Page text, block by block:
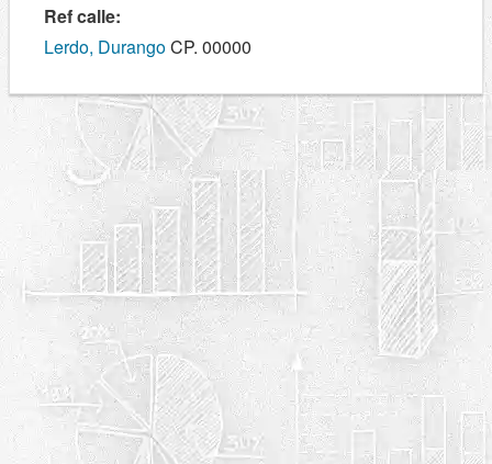
Ref calle:
Lerdo, DurangoCP. 00000